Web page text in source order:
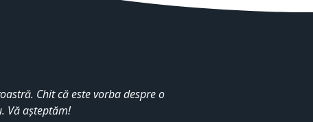
Chit că este vorba despre o
Vă așteptăm!